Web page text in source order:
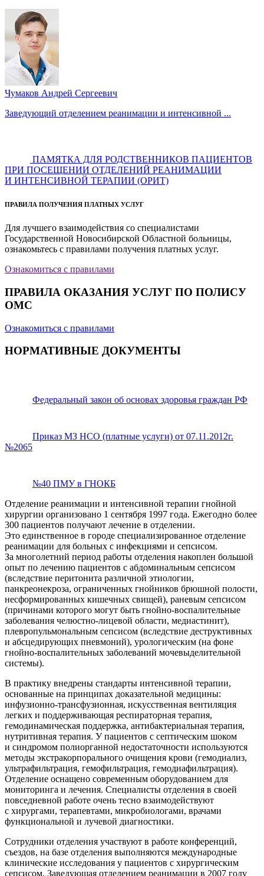
Чумаков Андрей Сергеевич
Заведующий отделением реанимации и интенсивной ...
ПАМЯТКА ДЛЯ РОДСТВЕННИКОВ ПАЦИЕНТОВ
ПРИ ПОСЕЩЕНИИ ОТДЕЛЕНИЙ РЕАНИМАЦИИ
И ИНТЕНСИВНОЙ ТЕРАПИИ (ОРИТ)
ПРАВИЛА ПОЛУЧЕНИЯ ПЛАТНЫХ УСЛУГ
Для лучшего взаимодействия со специалистами
Государственной Новосибирской Областной больницы,
ознакомьтесь с правилами получения платных услуг.
Ознакомиться с правилами
ПРАВИЛА ОКАЗАНИЯ УСЛУГ ПО ПОЛИСУ
ОМС
Ознакомиться с правилами
НОРМАТИВНЫЕ ДОКУМЕНТЫ
Федеральный закон об основах здоровья граждан РФ
Приказ МЗ НСО (платные услуги) от 07.11.2012г.
№2065
№40 ПМУ в ГНОКБ
Отделение реанимации и интенсивной терапии гнойной
хирургии организовано 1 сентября 1997 года. Ежегодно более
300 пациентов получают лечение в отделении.
Это единственное в городе специализированное отделение
реанимации для больных с инфекциями и сепсисом.
За многолетний период работы отделения накоплен большой
опыт по лечению пациентов с абдоминальным сепсисом
(вследствие перитонита различной этиологии,
панкреонекроза, ограниченных гнойников брюшной полости,
несформированных кишечных свищей), раневым сепсисом
(причинами которого могут быть гнойно-воспалительные
заболевания челюстно-лицевой области, медиастинит),
плевропульмональным сепсисом (вследствие деструктивных
и абсцедирующих пневмоний), урологическим (на фоне
гнойно-воспалительных заболеваний мочевыделительной
системы).
В практику внедрены стандарты интенсивной терапии,
основанные на принципах доказательной медицины:
инфузионно-трансфузионная, искусственная вентиляция
легких и поддерживающая респираторная терапия,
гемодинамическая поддержка, антибактериальная терапия,
нутритивная терапия. У пациентов с септическим шоком
и синдромом полиорганной недостаточности используются
методы экстракорпорального очищения крови (гемодиализ,
ультрафильтрация, гемофильтрация, гемодиафильтрация).
Отделение оснащено современным оборудованием для
мониторинга и лечения. Специалисты отделения в своей
повседневной работе очень тесно взаимодействуют
с хирургами, терапевтами, микробиологами, врачами
функциональной и лучевой диагностики.
Сотрудники отделения участвуют в работе конференций,
съездов, на базе отделения выполняются международные
клинические исследования у пациентов с хирургическим
сепсисом. Заведующая отделением реанимации в 2007 году